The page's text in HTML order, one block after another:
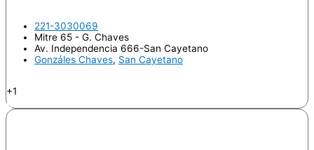
221-3030069
Mitre 65 - G. Chaves
Av. Independencia 666-San Cayetano
Gonzáles Chaves, San Cayetano
+1
Odontologo